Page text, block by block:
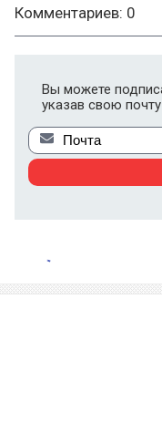
Комментариев: 0
Вы можете
указав свою